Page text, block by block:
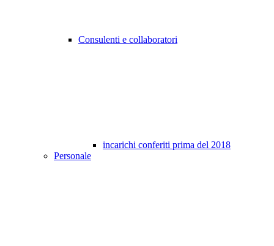
Consulenti e collaboratori
incarichi conferiti prima del 2018
Personale